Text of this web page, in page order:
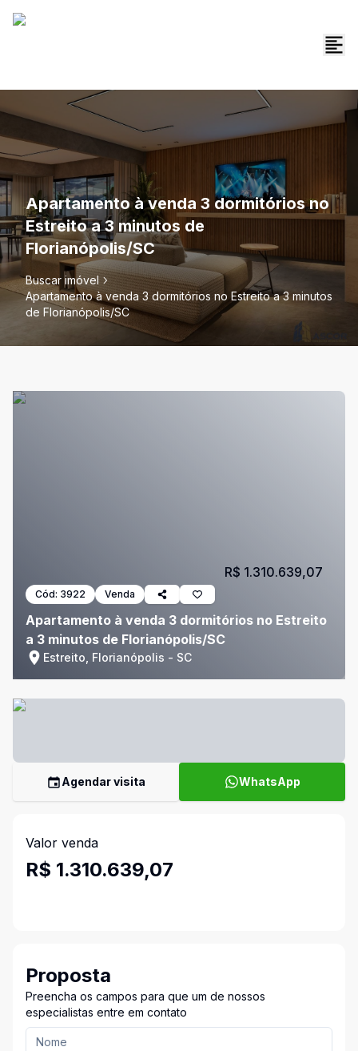
Apartamento à venda 3 dormitórios no
Estreito a 3 minutos de
Florianópolis/SC
Buscar imóvel
Apartamento à venda 3 dormitórios no Estreito a 3 minutos
de Florianópolis/SC
Cód: 3922 Venda
Apartamento à venda 3 dormitórios no Estreito
a 3 minutos de Florianópolis/SC
Estreito, Florianópolis - SC
R$ 1.310.639,07
Agendar visita WhatsApp
Valor venda
R$ 1.310.639,07
Proposta
Preencha os campos para que um de nossos
especialistas entre em contato